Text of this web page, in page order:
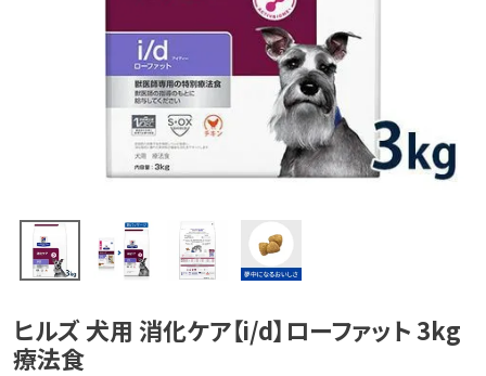
ヒルズ 犬用 消化ケア【i/d】ローファット 3kg
療法食